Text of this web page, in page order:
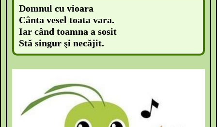
Domnul cu vioara
Cânta vesel toata vara.
Iar când toamna a sosit
Stă singur şi necăjit.